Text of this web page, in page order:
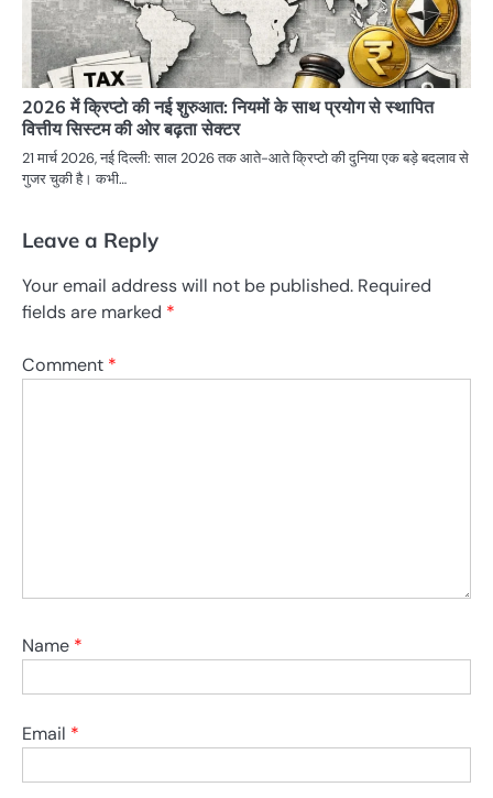
2026 में क्रिप्टो की नई शुरुआत: नियमों के साथ प्रयोग से स्थापित
वित्तीय सिस्टम की ओर बढ़ता सेक्टर
21 मार्च 2026, नई दिल्ली: साल 2026 तक आते-आते क्रिप्टो की दुनिया एक बड़े बदलाव से
गुजर चुकी है। कभी…
Leave a Reply
Your email address will not be published. Required
fields are marked *
Comment *
Name *
Email *